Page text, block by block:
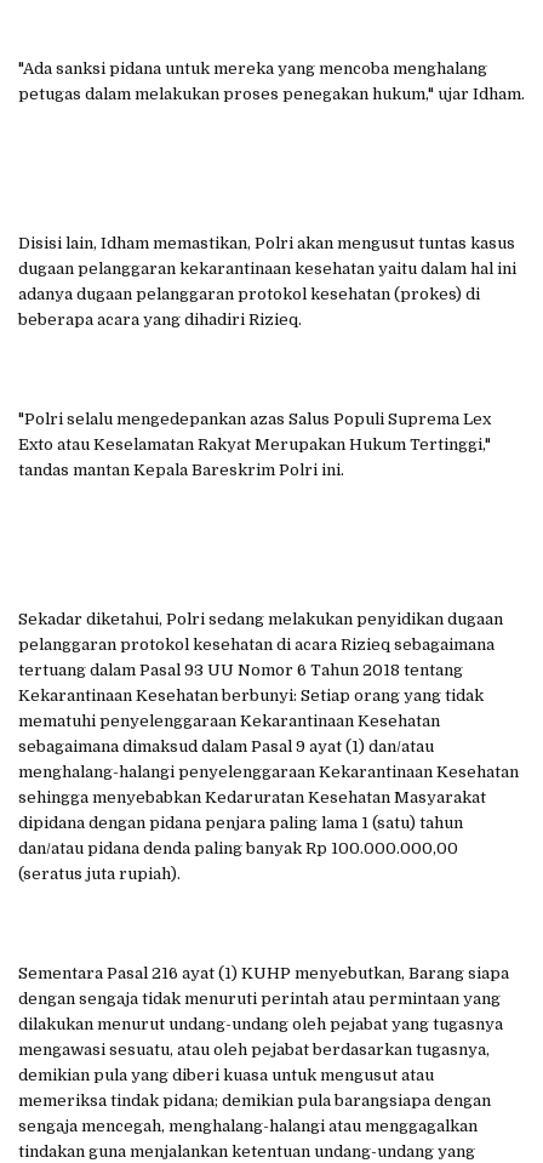
"Ada sanksi pidana untuk mereka yang mencoba menghalang
petugas dalam melakukan proses penegakan hukum," ujar Idham.
Disisi lain, Idham memastikan, Polri akan mengusut tuntas kasus
dugaan pelanggaran kekarantinaan kesehatan yaitu dalam hal ini
adanya dugaan pelanggaran protokol kesehatan (prokes) di
beberapa acara yang dihadiri Rizieq.
"Polri selalu mengedepankan azas Salus Populi Suprema Lex
Exto atau Keselamatan Rakyat Merupakan Hukum Tertinggi,"
tandas mantan Kepala Bareskrim Polri ini.
Sekadar diketahui, Polri sedang melakukan penyidikan dugaan
pelanggaran protokol kesehatan di acara Rizieq sebagaimana
tertuang dalam Pasal 93 UU Nomor 6 Tahun 2018 tentang
Kekarantinaan Kesehatan berbunyi: Setiap orang yang tidak
mematuhi penyelenggaraan Kekarantinaan Kesehatan
sebagaimana dimaksud dalam Pasal 9 ayat (1) dan/atau
menghalang-halangi penyelenggaraan Kekarantinaan Kesehatan
sehingga menyebabkan Kedaruratan Kesehatan Masyarakat
dipidana dengan pidana penjara paling lama 1 (satu) tahun
dan/atau pidana denda paling banyak Rp 100.000.000,00
(seratus juta rupiah).
Sementara Pasal 216 ayat (1) KUHP menyebutkan, Barang siapa
dengan sengaja tidak menuruti perintah atau permintaan yang
dilakukan menurut undang-undang oleh pejabat yang tugasnya
mengawasi sesuatu, atau oleh pejabat berdasarkan tugasnya,
demikian pula yang diberi kuasa untuk mengusut atau
memeriksa tindak pidana; demikian pula barangsiapa dengan
sengaja mencegah, menghalang-halangi atau menggagalkan
tindakan guna menjalankan ketentuan undang-undang yang